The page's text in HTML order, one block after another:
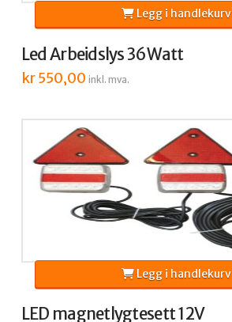
Led Arbeidslys 36Watt
kr550,00 inkl. mva.
Legg i handlekurv
LED magnetlygtesett 12V
Legg i handlekurv